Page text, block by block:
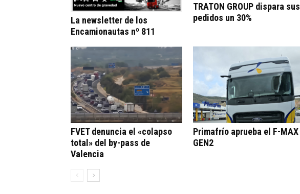
La newsletter de los
Encamionautas nº 811
TRATON GROUP dispara sus
pedidos un 30%
FVET denuncia el «colapso
total» del by-pass de
Valencia
Primafrío aprueba el F-MAX
GEN2